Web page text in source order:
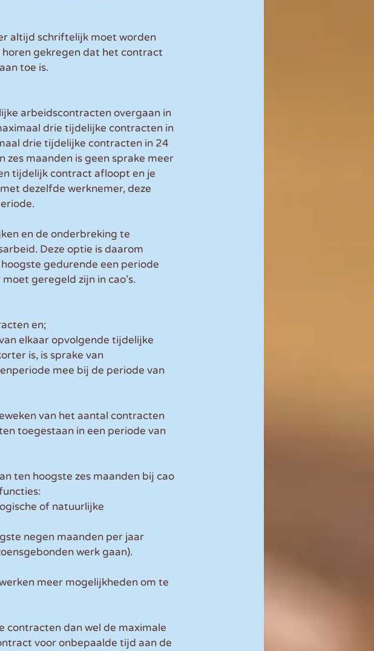
altijd schriftelijk moet worden
gekregen dat het contract
toe is.
arbeidscontracten overgaan in
drie tijdelijke contracten in
drie tijdelijke contracten in 24
zes maanden is geen sprake meer
tijdelijk contract afloopt en je
dezelfde werknemer, deze
en de onderbreking te
Deze optie is daarom
gedurende een periode
geregeld zijn in cao’s.
en;
elkaar opvolgende tijdelijke
is, is sprake van
mee bij de periode van
van het aantal contracten
toegestaan in een periode van
ten hoogste zes maanden bij cao
of natuurlijke
negen maanden per jaar
werk gaan).
meer mogelijkheden om te
contracten dan wel de maximale
voor onbepaalde tijd aan de